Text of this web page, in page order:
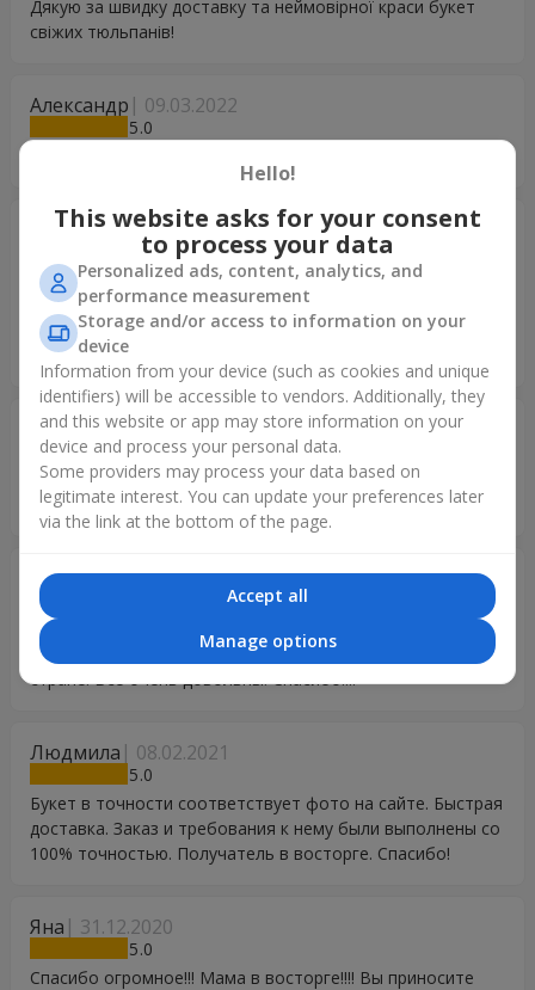
Дякую за швидку доставку та неймовірної краси букет
свіжих тюльпанів!
Александр 09.03.2022
5
Лола 17.04.2021
5
Очень большую радость вы доставили мне как заказчику
и получателю тоже.очень красивые цветы,свежие и
пахнут.спасибо что с вашей помощью можна радовать
людей
Анна 06.03.2021
5
Дуже дякую сервісу за своєчасну доставку і прекрасний
свіжий букет!
Анастасия 23.02.2021
Все просто отлично!!! Быстро и красиво! Уровень сервиса
очень высокий! Заказывала подарок, находясь в другой
стране. Все очень довольны! Спасибо!!!!
Людмила 08.02.2021
5
Букет в точности соответствует фото на сайте. Быстрая
доставка. Заказ и требования к нему были выполнены со
100% точностью. Получатель в восторге. Спасибо!
Яна 31.12.2020
5
Спасибо огромное!!! Мама в восторге!!!! Вы приносите
Hello!
This website asks for your consent
to process your data
Personalized ads, content, analytics, and
performance measurement
Storage and/or access to information on your
device
Information from your device (such as cookies and unique
identifiers) will be accessible to vendors. Additionally, they
and this website or app may store information on your
device and process your personal data.
Some providers may process your data based on
legitimate interest. You can update your preferences later
via the link at the bottom of the page.
Accept all
Manage options